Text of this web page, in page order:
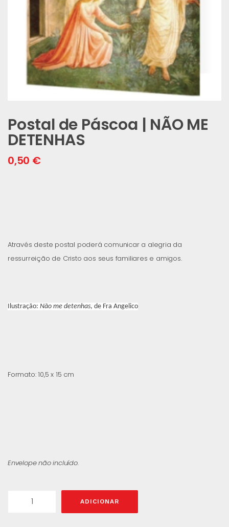
Postal de Páscoa | NÃO ME
DETENHAS
0,50 €
Através deste postal poderá comunicar a alegria da
ressurreição de Cristo aos seus familiares e amigos.
Ilustração: Não me detenhas, de Fra Angelico
Formato: 10,5 x 15 cm
Envelope não incluído.
ADICIONAR